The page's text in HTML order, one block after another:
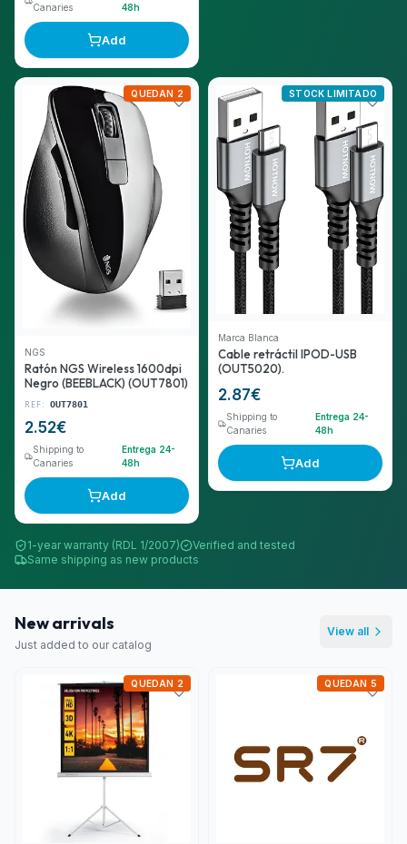
Canaries
48h
Add
NGS
Ratón NGS Wireless 1600dpi
Negro (BEEBLACK) (OUT7801)
REF: OUT7801
2.52€
QUEDAN 2
Shipping to
Canaries
Entrega 24-
48h
Add
Marca Blanca
Cable retráctil IPOD-USB
(OUT5020).
2.87€
STOCK LIMITADO
Shipping to
Canaries
Entrega 24-
48h
Add
1-year warranty (RDL 1/2007)
Verified and tested
Same shipping as new products
New arrivals
Just added to our catalog
View all
QUEDAN 2 QUEDAN 5